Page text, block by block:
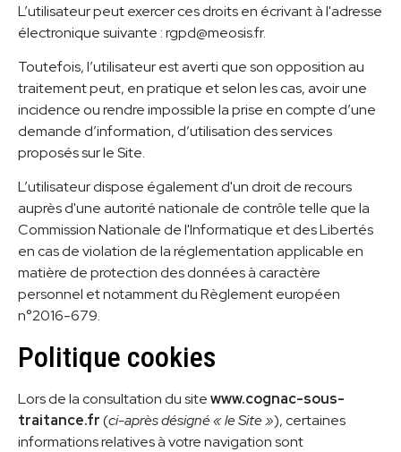
L’utilisateur peut exercer ces droits en écrivant à l'adresse
électronique suivante : rgpd@meosis.fr.
Toutefois, l’utilisateur est averti que son opposition au
traitement peut, en pratique et selon les cas, avoir une
incidence ou rendre impossible la prise en compte d’une
demande d’information, d’utilisation des services
proposés sur le Site.
L’utilisateur dispose également d'un droit de recours
auprès d'une autorité nationale de contrôle telle que la
Commission Nationale de l'Informatique et des Libertés
en cas de violation de la réglementation applicable en
matière de protection des données à caractère
personnel et notamment du Règlement européen
n°2016-679.
Politique cookies
Lors de la consultation du sitewww.cognac-sous-
traitance.fr(ci-après désigné « le Site »), certaines
informations relatives à votre navigation sont